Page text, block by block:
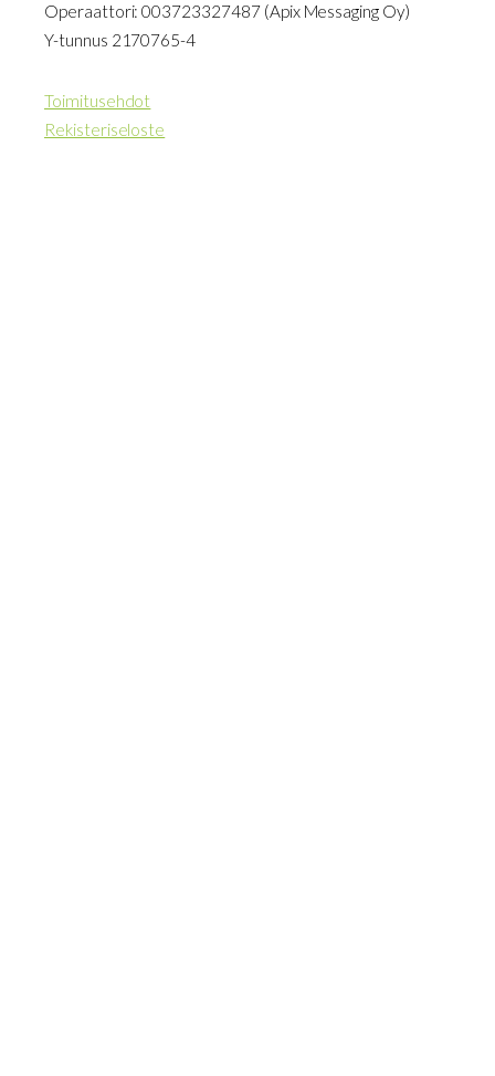
Operaattori: 003723327487 (Apix Messaging Oy)
Y-tunnus 2170765-4
Toimitusehdot
Rekisteriseloste